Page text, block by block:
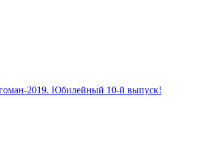
2019. Юбилейный 10-й выпуск!